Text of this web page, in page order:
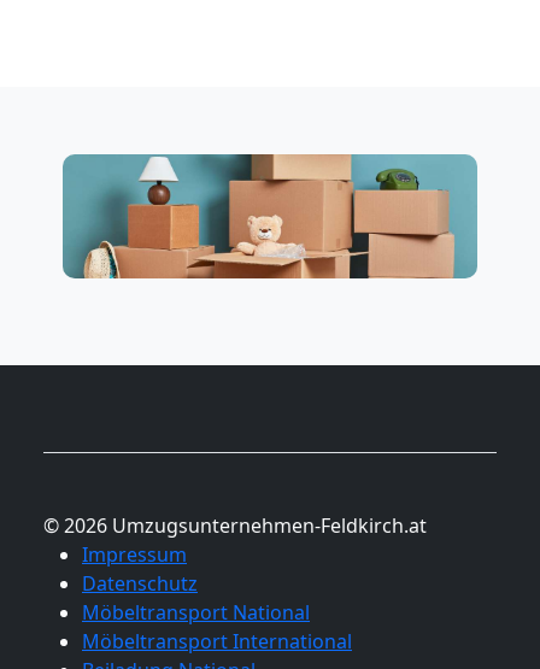
© 2026 Umzugsunternehmen-Feldkirch.at
Impressum
Datenschutz
Möbeltransport National
Möbeltransport International